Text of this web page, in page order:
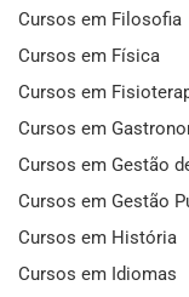
Cursos em Filosofia
Cursos em Física
Cursos em
Cursos em
Cursos em Gestão
Cursos em Gestão
Cursos em História
Cursos em Idiomas